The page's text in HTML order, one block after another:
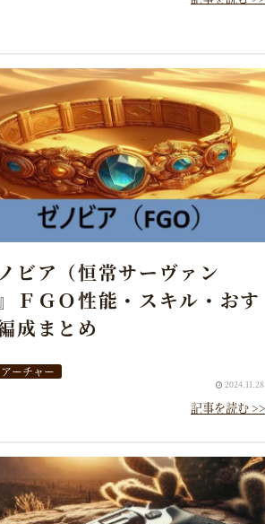
ノビア（恒常サーヴァン
ＦＧＯ性能・スキル・おす
成まとめ
2024.11.28
アーチャー